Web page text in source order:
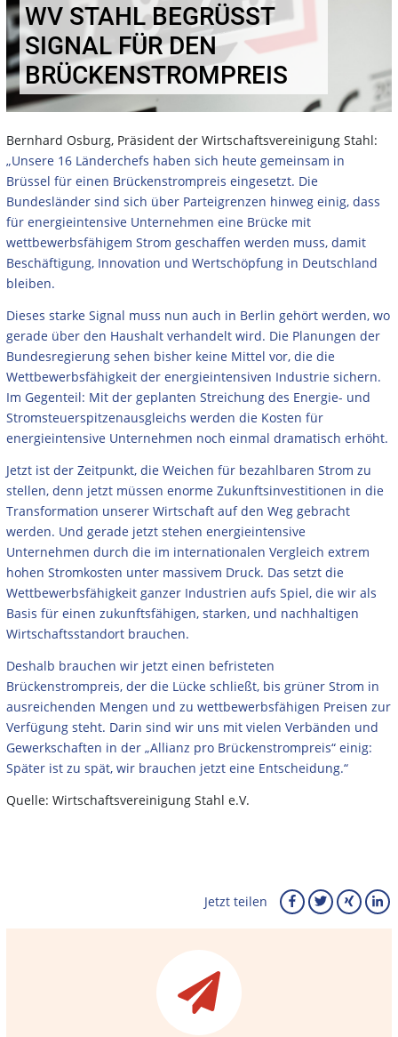
WV STAHL BEGRÜSST S
IGNAL FÜR DEN B
RÜCKENSTROMPREIS
Bernhard Osburg, Präsident der Wirtschaftsvereinigung Stahl:
„Unsere 16 Länderchefs haben sich heute gemeinsam in
Brüssel für einen Brückenstrompreis eingesetzt. Die
Bundesländer sind sich über Parteigrenzen hinweg einig, dass
für energieintensive Unternehmen eine Brücke mit
wettbewerbsfähigem Strom geschaffen werden muss, damit
Beschäftigung, Innovation und Wertschöpfung in Deutschland
bleiben.
Dieses starke Signal muss nun auch in Berlin gehört werden, wo
gerade über den Haushalt verhandelt wird. Die Planungen der
Bundesregierung sehen bisher keine Mittel vor, die die
Wettbewerbsfähigkeit der energieintensiven Industrie sichern.
Im Gegenteil: Mit der geplanten Streichung des Energie- und
Stromsteuerspitzenausgleichs werden die Kosten für
energieintensive Unternehmen noch einmal dramatisch erhöht.
Jetzt ist der Zeitpunkt, die Weichen für bezahlbaren Strom zu
stellen, denn jetzt müssen enorme Zukunftsinvestitionen in die
Transformation unserer Wirtschaft auf den Weg gebracht
werden. Und gerade jetzt stehen energieintensive
Unternehmen durch die im internationalen Vergleich extrem
hohen Stromkosten unter massivem Druck. Das setzt die
Wettbewerbsfähigkeit ganzer Industrien aufs Spiel, die wir als
Basis für einen zukunftsfähigen, starken, und nachhaltigen
Wirtschaftsstandort brauchen.
Deshalb brauchen wir jetzt einen befristeten
Brückenstrompreis, der die Lücke schließt, bis grüner Strom in
ausreichenden Mengen und zu wettbewerbsfähigen Preisen zur
Verfügung steht. Darin sind wir uns mit vielen Verbänden und
Gewerkschaften in der „Allianz pro Brückenstrompreis“ einig:
Später ist zu spät, wir brauchen jetzt eine Entscheidung.“
Quelle: Wirtschaftsvereinigung Stahl e.V.
Jetzt teilen